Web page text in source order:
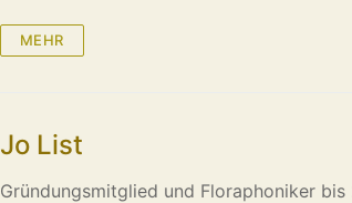
MEHR
Jo List
Gründungsmitglied und Floraphoniker